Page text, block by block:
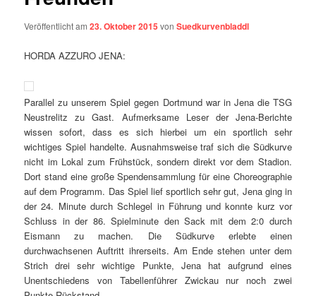
Veröffentlicht am23. Oktober 2015 vonSuedkurvenbladdl
HORDA AZZURO JENA:
Parallel zu unserem Spiel gegen Dortmund war in Jena die TSG
Neustrelitz zu Gast. Aufmerksame Leser der Jena-Berichte
wissen sofort, dass es sich hierbei um ein sportlich sehr
wichtiges Spiel handelte. Ausnahmsweise traf sich die Südkurve
nicht im Lokal zum Frühstück, sondern direkt vor dem Stadion.
Dort stand eine große Spendensammlung für eine Choreographie
auf dem Programm. Das Spiel lief sportlich sehr gut, Jena ging in
der 24. Minute durch Schlegel in Führung und konnte kurz vor
Schluss in der 86. Spielminute den Sack mit dem 2:0 durch
Eismann zu machen. Die Südkurve erlebte einen
durchwachsenen Auftritt ihrerseits. Am Ende stehen unter dem
Strich drei sehr wichtige Punkte, Jena hat aufgrund eines
Unentschiedens von Tabellenführer Zwickau nur noch zwei